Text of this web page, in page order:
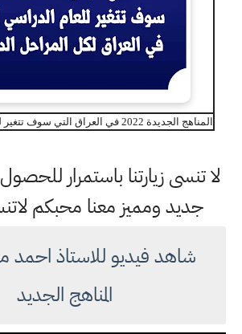
المناهج الجديدة 2022 في العراق التي سوف تتغير للعام الدراسي الجديد
لا تنسى زيارتنا باستمرار
جديد ومميز معنا محبكم
شاهد فيديو للاستاذ
المناهج الجديد